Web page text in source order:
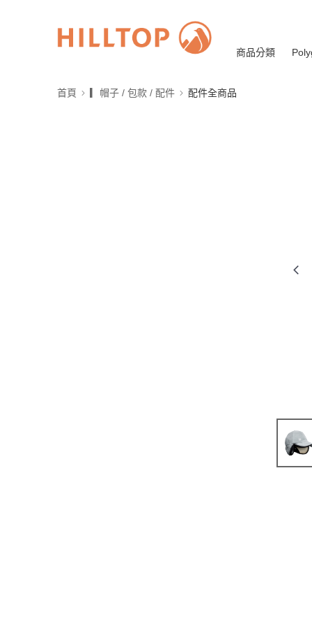
商品分類
首頁 ▎帽子 / 包款 / 配件 配件全商品